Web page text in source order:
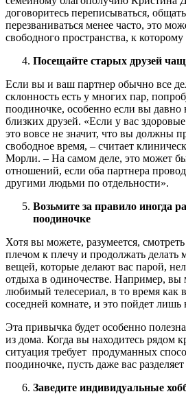
договоритесь переписываться,
перезваниваться менее часто, это
свободного пространства, к
Посещайте старых друзей
Если вы и ваш партнер обычно все
склонность есть у многих пар,
поодиночке, особенно если вы давно
близких друзей. «Если у вас
это вовсе не значит, что вы должны
свободное время, – считает
Морли. – На самом деле, это может
отношений, если оба партнера
другими людьми по отдельности».
Возьмите за правило иногда
поодиночке
Хотя вы можете, разумеется,
плечом к плечу и продолжать делать
вещей, которые делают вас парой,
отдыха в одиночестве. Например, вы
любимый телесериал, в то время как
соседней комнате, и это пойдет лишь
Эта привычка будет особенно
из дома. Когда вы находитесь рядом
ситуация требует продуманных
поодиночке, пусть даже вас
Заведите индивидуальные